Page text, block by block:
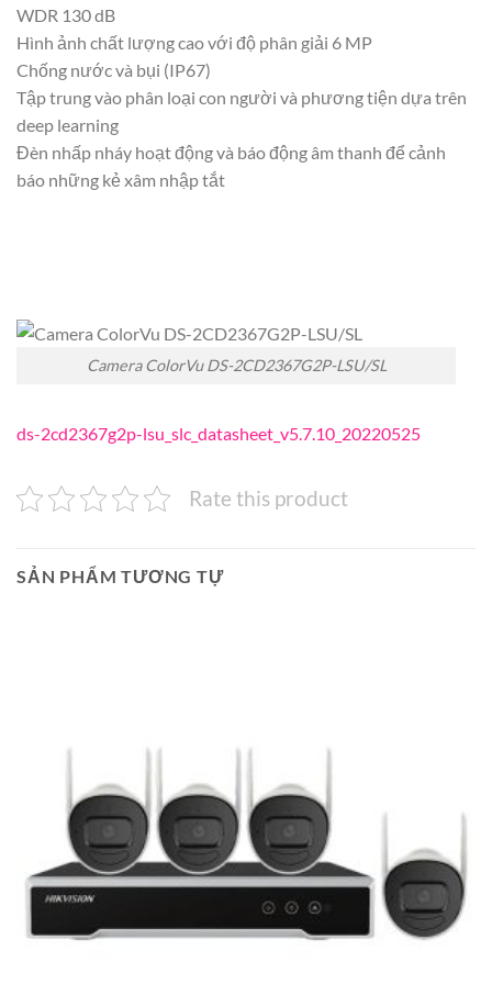
WDR 130 dB
Hình ảnh chất lượng cao với độ phân giải 6 MP
Chống nước và bụi (IP67)
Tập trung vào phân loại con người và phương tiện dựa trên
deep learning
Đèn nhấp nháy hoạt động và báo động âm thanh để cảnh
báo những kẻ xâm nhập tắt
Camera ColorVu DS-2CD2367G2P-LSU/SL
ds-2cd2367g2p-lsu_slc_datasheet_v5.7.10_20220525
Rate this product
SẢN PHẨM TƯƠNG TỰ